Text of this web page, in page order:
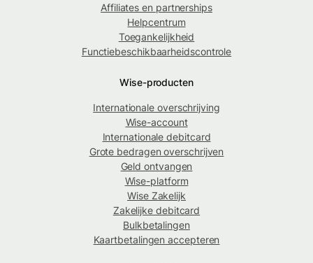
Affiliates en partnerships
Helpcentrum
Toegankelijkheid
Functiebeschikbaarheidscontrole
Wise-producten
Internationale overschrijving
Wise-account
Internationale debitcard
Grote bedragen overschrijven
Geld ontvangen
Wise-platform
Wise Zakelijk
Zakelijke debitcard
Bulkbetalingen
Kaartbetalingen accepteren